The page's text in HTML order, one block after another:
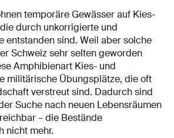
temporäre Gewässer auf Kies-
durch unkorrigierte und
entstanden sind. Weil aber solche
Schweiz sehr selten geworden
Amphibienart Kies- und
militärische Übungsplätze, die oft
verstreut sind. Dadurch sind
Suche nach neuen Lebensräumen
– die Bestände
nicht mehr.